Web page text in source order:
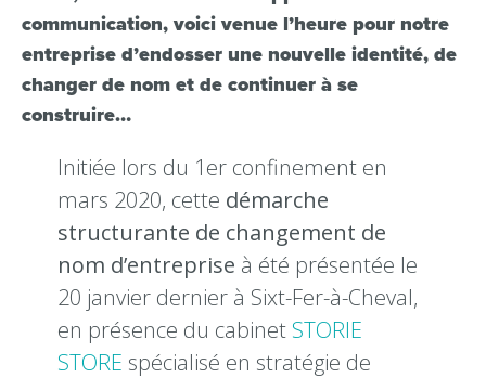
communication, voici venue l’heure pour notre
entreprise d’endosser une nouvelle identité, de
changer de nom et de continuer à se
construire…
Initiée lors du 1er confinement en
mars 2020, cette démarche
structurante de changement de
nom d’entreprise à été présentée le
20 janvier dernier à Sixt-Fer-à-Cheval,
en présence du cabinet STORIE
STORE spécialisé en stratégie de